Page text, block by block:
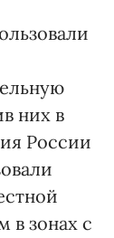
них в
России
в зонах с